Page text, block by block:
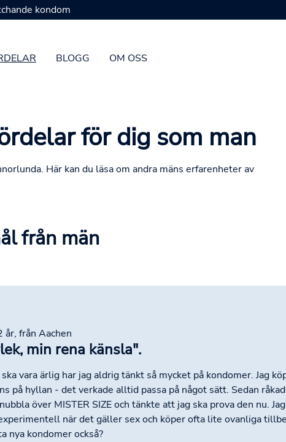
BLOGG OM OSS
kondom
för dig som man
Här kan du läsa om andra mäns erfarenheter av
från män
från Aachen
min rena känsla".
vara ärlig har jag aldrig tänkt så mycket på kondomer. Jag
på hyllan - det verkade alltid passa på något sätt. Sedan
över MISTER SIZE och tänkte att jag ska prova den nu.
när det gäller sex och köper ofta lite ovanliga
nya kondomer också?